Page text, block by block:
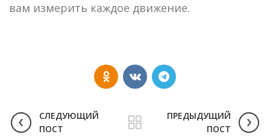
вам измерить каждое движение.
СЛЕДУЮЩИЙ
ПОСТ
ПРЕДЫДУЩИЙ
ПОСТ